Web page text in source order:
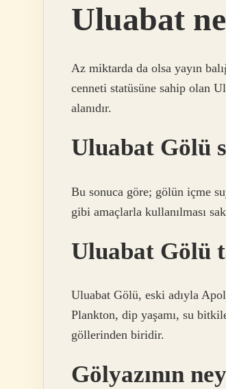
Uluabat
Az miktarda da olsa yayın
cenneti statüsüne sahip olan
alanıdır.
Uluabat Gölü
Bu sonuca göre; gölün içme
gibi amaçlarla kullanılması
Uluabat Gölü
Uluabat Gölü, eski adıyla
Plankton, dip yaşamı, su
göllerinden biridir.
Gölyazının